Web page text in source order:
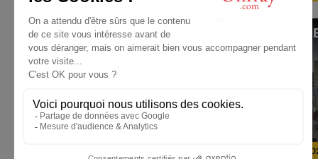
"SUR LES CHEMINS DE MON
18/01/